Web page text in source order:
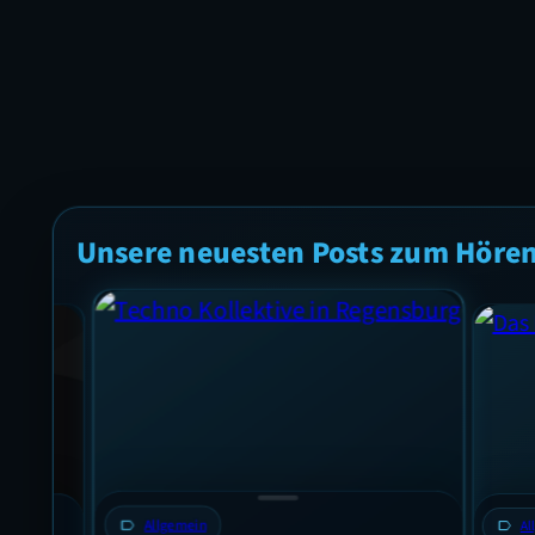
Unsere neuesten Posts zum
Allgemein label